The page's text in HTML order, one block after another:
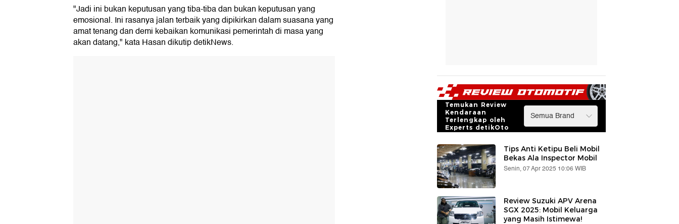
"Jadi ini bukan keputusan yang tiba-tiba dan bukan keputusan yang
emosional. Ini rasanya jalan terbaik yang dipikirkan dalam suasana yang
amat tenang dan demi kebaikan komunikasi pemerintah di masa yang
akan datang," kata Hasan dikutip detikNews.
Temukan Review
Kendaraan
Terlengkap oleh
Experts detikOto
Tips Anti Ketipu Beli Mobil
Bekas Ala Inspector Mobil
Senin, 07 Apr 2025 10:06 WIB
Review Suzuki APV Arena
SGX 2025: Mobil Keluarga
yang Masih Istimewa!